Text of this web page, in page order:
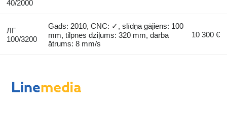
40/2000
ЛГ
100/3200
Gads: 2010, CNC: ✓, slīdņa gājiens: 100
mm, tilpnes dziļums: 320 mm, darba
ātrums: 8 mm/s
10 300 €